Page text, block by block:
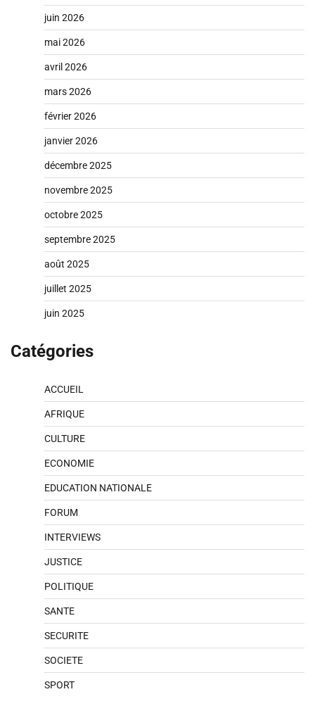
juin 2026
mai 2026
avril 2026
mars 2026
février 2026
janvier 2026
décembre 2025
novembre 2025
octobre 2025
septembre 2025
août 2025
juillet 2025
juin 2025
Catégories
ACCUEIL
AFRIQUE
CULTURE
ECONOMIE
EDUCATION NATIONALE
FORUM
INTERVIEWS
JUSTICE
POLITIQUE
SANTE
SECURITE
SOCIETE
SPORT